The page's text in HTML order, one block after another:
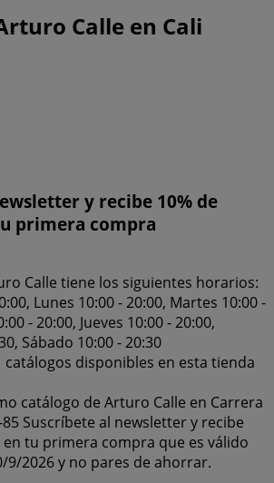
Calle en Cali
y recibe 10% de
primera compra
Calle tiene los siguientes horarios:
Lunes 10:00 - 20:00, Martes 10:00 -
- 20:00, Jueves 10:00 - 20:00,
Sábado 10:00 - 20:30
disponibles en esta tienda
catálogo de Arturo Calle en Carrera
85 Suscríbete al newsletter y recibe
en tu primera compra que es válido
9/2026 y no pares de ahorrar.